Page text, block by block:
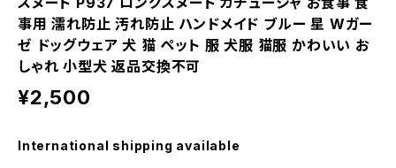
事用 濡れ防止 汚れ防止 ハンドメイド ブルー 星 Wガー
ゼ ドッグウェア 犬 猫 ペット 服 犬服 猫服 かわいい お
しゃれ 小型犬 返品交換不可
¥2,500
International shipping available